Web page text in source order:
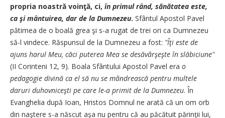
propria noastră voinţă, ci, în primul rând, sănătatea este,
ca şi mântuirea, dar de la Dumnezeu. Sfântul Apostol Pavel
pătimea de o boală grea şi s-a rugat de trei ori ca Dumnezeu
să-l vindece. Răspunsul de la Dumnezeu a fost: "Îţi este de
ajuns harul Meu, căci puterea Mea se desăvârşeşte în slăbiciune"
(II Corinteni 12, 9). Boala Sfântului Apostol Pavel era o
pedagogie divină ca el să nu se mândrească pentru multele
daruri duhovniceşti pe care le-a primit de la Dumnezeu. În
Evanghelia după Ioan, Hristos Domnul ne arată că un om orb
din naştere s-a născut aşa nu pentru că au păcătuit părinţii lui,